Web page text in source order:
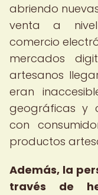
abriendo
venta a
comercio
mercados
artesanos
eran
geográficas y
con
productos
Además, la
través de